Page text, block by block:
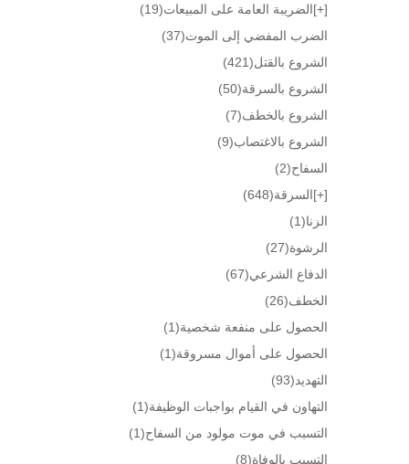
[+]الضريبة العامة على المبيعات(19)
الضرب المفضي إلى الموت(37)
الشروع بالقتل(421)
الشروع بالسرقة(50)
الشروع بالخطف(7)
الشروع بالاغتصاب(9)
السفاح(2)
[+]السرقة(648)
الزنا(1)
الرشوة(27)
الدفاع الشرعي(67)
الخطف(26)
الحصول على منفعة شخصية(1)
الحصول على أموال مسروقة(1)
التهديد(93)
التهاون في القيام بواجبات الوظيفة(1)
التسبب في موت مولود من السفاح(1)
التسبب بالوفاة(8)